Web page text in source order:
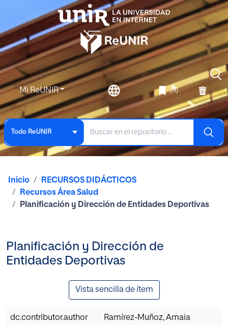
Mi ReUNIR (0)
Todo ReUNIR
Inicio
RECURSOS DIDÁCTICOS
Recursos Área Salud
Planificación y Dirección de Entidades Deportivas
Planificación y Dirección de
Entidades Deportivas
Vista sencilla de ítem
dc.contributor.author Ramírez-Muñoz, Amaia